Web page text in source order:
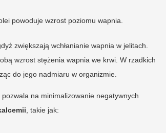
powoduje wzrost poziomu wapnia.
zwiększają wchłanianie wapnia w jelitach.
wzrost stężenia wapnia we krwi. W rzadkich
do jego nadmiaru w organizmie.
na minimalizowanie negatywnych
, takie jak: